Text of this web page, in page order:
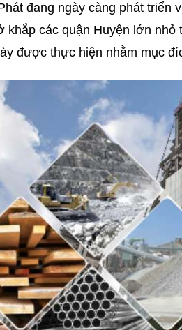
đang ngày càng phát triển
khắp các quận Huyện lớn nhỏ
được thực hiện nhằm mục